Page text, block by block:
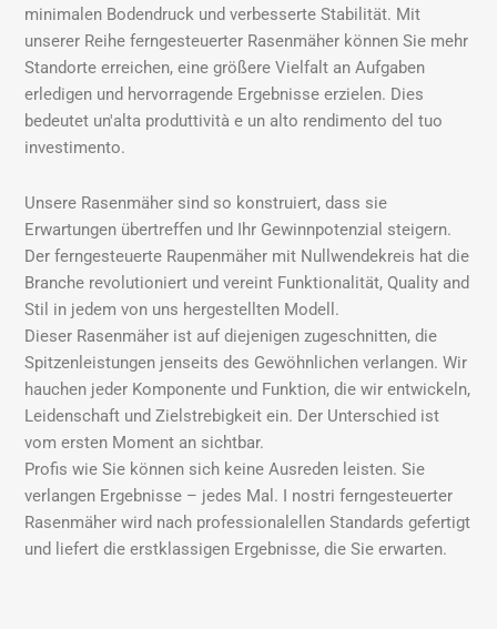
minimalen Bodendruck und verbesserte Stabilität. Mit
unserer Reihe ferngesteuerter Rasenmäher können Sie mehr
Standorte erreichen, eine größere Vielfalt an Aufgaben
erledigen und hervorragende Ergebnisse erzielen. Dies
bedeutet un'alta produttività e un alto rendimento del tuo
investimento.
Unsere Rasenmäher sind so konstruiert, dass sie
Erwartungen übertreffen und Ihr Gewinnpotenzial steigern.
Der ferngesteuerte Raupenmäher mit Nullwendekreis hat die
Branche revolutioniert und vereint Funktionalität, Quality and
Stil in jedem von uns hergestellten Modell.
Dieser Rasenmäher ist auf diejenigen zugeschnitten, die
Spitzenleistungen jenseits des Gewöhnlichen verlangen. Wir
hauchen jeder Komponente und Funktion, die wir entwickeln,
Leidenschaft und Zielstrebigkeit ein. Der Unterschied ist
vom ersten Moment an sichtbar.
Profis wie Sie können sich keine Ausreden leisten. Sie
verlangen Ergebnisse – jedes Mal. I nostri ferngesteuerter
Rasenmäher wird nach professionalellen Standards gefertigt
und liefert die erstklassigen Ergebnisse, die Sie erwarten.